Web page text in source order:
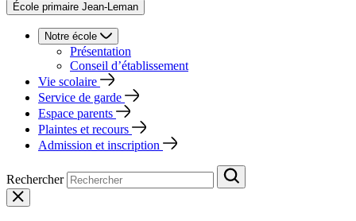
École primaire Jean-Leman
Notre école
Présentation
Conseil d’établissement
Vie scolaire
Service de garde
Espace parents
Plaintes et recours
Admission et inscription
Rechercher